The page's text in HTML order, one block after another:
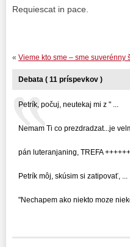
Requiescat in pace.
« Vieme kto sme – sme suverénny
Debata ( 11 príspevkov )
Petrík, počuj, neutekaj mi z " ...
Nemam Ti co prezdradzat...je
pán luteranjaning, TREFA
Petrík môj, skúsim si zatipovať, ...
"Nechapem ako niekto moze